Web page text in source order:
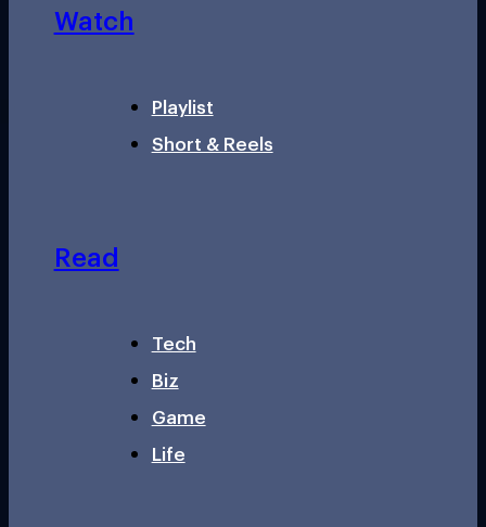
Watch
Playlist
Short & Reels
Read
Tech
Biz
Game
Life